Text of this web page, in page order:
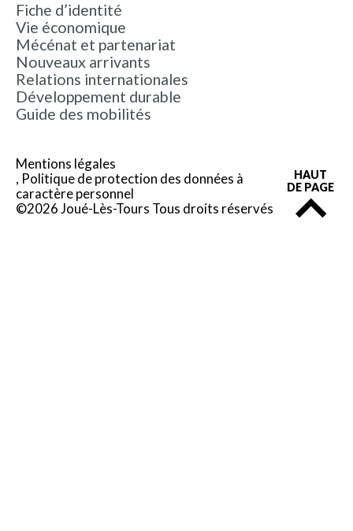
Fiche d’identité
Vie économique
Mécénat et partenariat
Nouveaux arrivants
Relations internationales
Développement durable
Guide des mobilités
Mentions légales
Politique de protection des données à
caractère personnel
©2026 Joué-Lès-Tours Tous droits réservés
HAUT
DE PAGE